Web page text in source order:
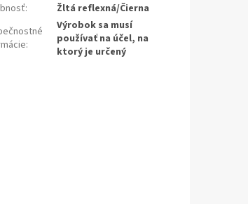
:
Žltá reflexná/Čierna
:
Výrobok sa musí
používať na účel, na
ktorý je určený